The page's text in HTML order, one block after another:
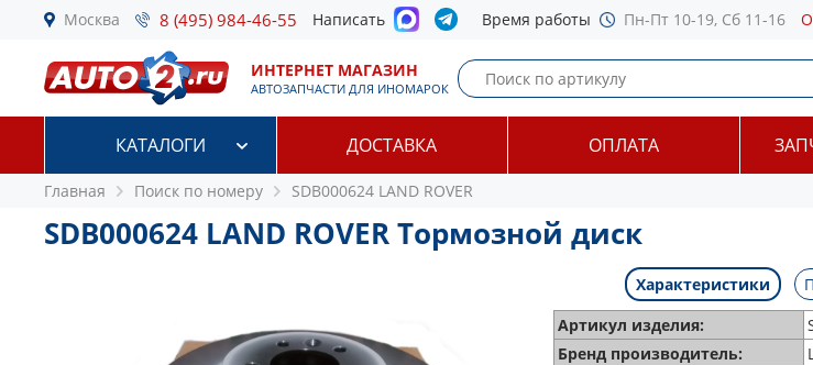
Москва 8 (495) 984-46-55 Написать Время работы Пн-Пт 10-19, Сб 11-16
ИНТЕРНЕТ МАГАЗИН
АВТОЗАПЧАСТИ ДЛЯ ИНОМАРОК
КАТАЛОГИ ДОСТАВКА ОПЛАТА
Главная Поиск по номеру SDB000624 LAND ROVER
SDB000624 LAND ROVER Тормозной диск
Характеристики
Артикул изделия:
Бренд производитель: